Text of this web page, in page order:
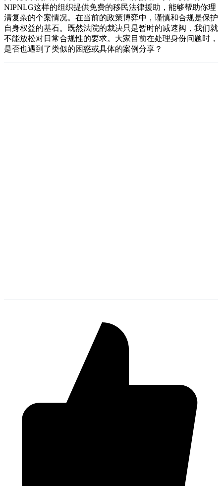
NIPNLG这样的组织提供免费的移民法律援助，能够帮助你理
清复杂的个案情况。在当前的政策博弈中，谨慎和合规是保护
自身权益的基石。既然法院的裁决只是暂时的减速阀，我们就
不能放松对日常合规性的要求。大家目前在处理身份问题时，
是否也遇到了类似的困惑或具体的案例分享？